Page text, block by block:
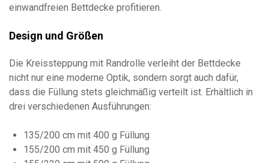
einwandfreien Bettdecke profitieren.
Design und Größen
Die Kreissteppung mit Randrolle verleiht der Bettdecke
nicht nur eine moderne Optik, sondern sorgt auch dafür,
dass die Füllung stets gleichmäßig verteilt ist. Erhältlich in
drei verschiedenen Ausführungen:
135/200 cm mit 400 g Füllung
155/200 cm mit 450 g Füllung